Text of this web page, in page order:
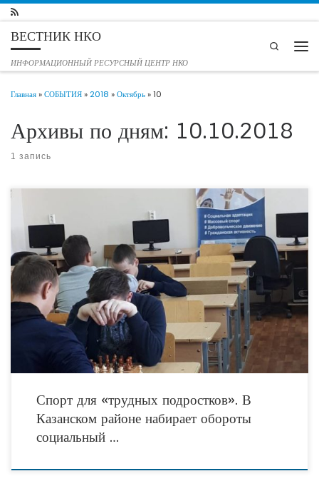
Перейти к содержимому
ВЕСТНИК НКО
ИНФОРМАЦИОННЫЙ РЕСУРСНЫЙ ЦЕНТР НКО
Search
Главная»СОБЫТИЯ»2018 »Октябрь»10
Архивы по дням: 10.10.2018
1 запись
На базе спортивного комплекса «Медведь» в селе Казанское Тюменской области
продолжаются тренировочные занятия по ряду спортивных дисциплин для
детей из неблагополучных семей, проживающих в населенных
Спорт для «трудных подростков». В
Казанском районе набирает обороты
социальный …